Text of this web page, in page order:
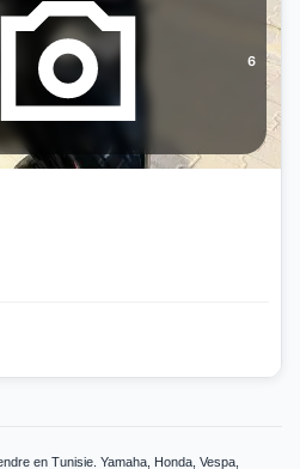
6
en Tunisie. Yamaha, Honda, Vespa,